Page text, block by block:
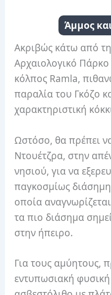
Άμμος
Ακριβώς κάτω από
Αρχαιολογικό
κόλπος Ramla,
παραλία του Γκόζο
χαρακτηριστική
Ωστόσο, θα πρέπει
Ντουέτζρα, στην
νησιού, για να
παγκοσμίως
οποία
τα πιο διάσημα
στην ήπειρο.
Για τους αμύητους,
εντυπωσιακή